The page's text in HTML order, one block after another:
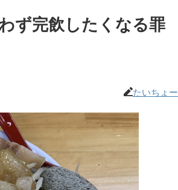
ず完飲したくなる罪
たいちょー